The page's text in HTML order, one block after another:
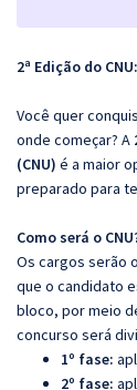
2ª Edição do
Você quer
onde começar? A
(CNU) é a maior
preparado para
Como será o
Os cargos serão
que o candidato
bloco, por meio
concurso será
1º fase:
2º fase: